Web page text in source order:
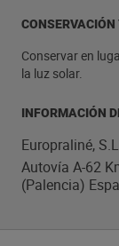
Conservar en
la luz solar.
INFORMACIÓN
Europraliné,
Autovía A-62
(Palencia)